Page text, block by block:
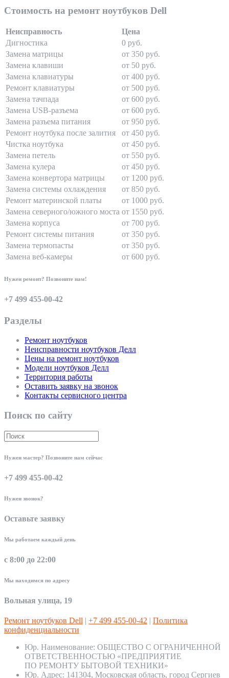
Стоимость на ремонт ноутбуков Dell
Неисправность
Цена
Дигностика
0 руб.
Замена матрицы
от 350 руб.
Замена клавиши
от 50 руб.
Замена клавиатуры
от 400 руб.
Ремонт клавиатуры
от 500 руб.
Замена тачпада
от 600 руб.
Замена USB-разъема
от 600 руб.
Замена разъема питания
от 950 руб.
Ремонт ноутбука после залития
от 450 руб.
Чистка ноутбука
от 450 руб.
Замена петель
от 550 руб.
Замена кулера
от 450 руб.
Замена конвертора матрицы
от 1200 руб.
Замена системы охлаждения
от 850 руб.
Ремонт материнской платы
от 1000 руб.
Замена северного/южного моста от 1550 руб.
Замена корпуса
от 700 руб.
Ремонт системы питания
от 350 руб.
Замена термопасты
от 350 руб.
Замена веб-камеры
от 600 руб.
Нужен ремонт? Позвоните нам!
+7 499 455-00-42
Разделы
Ремонт ноутбуков
Неисправности ноутбуков Делл
Цены на ремонт ноутбуков
Модели ноутбуков Делл
Территория работы
Оставить заявку на звонок
Контакты сервисного центра
Поиск по сайту
Нужен мастер? Позвоните нам сейчас
+7 499 455-00-42
Нужен звонок?
Оставьте заявку
Мы работаем каждый день
с 8:00 до 22:00
Мы находимся по адресу
Вольная улица, 19
Ремонт ноутбуков Dell | +7 499 455-00-42 | Политика
конфиденциальности
Юр. Наименование: ОБЩЕСТВО С ОГРАНИЧЕННОЙ
ОТВЕТСТВЕННОСТЬЮ «ПРЕДПРИЯТИЕ
ПО РЕМОНТУ БЫТОВОЙ ТЕХНИКИ»
Юр. Адрес: 141304, Московская область, город Сергиев